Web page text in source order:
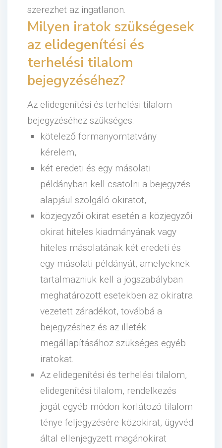
szerezhet az ingatlanon.
Milyen iratok szükségesek
az elidegenítési és
terhelési tilalom
bejegyzéséhez?
Az elidegenítési és terhelési tilalom
bejegyzéséhez szükséges:
kötelező formanyomtatvány
kérelem,
két eredeti és egy másolati
példányban kell csatolni a bejegyzés
alapjául szolgáló okiratot,
közjegyzői okirat esetén a közjegyzői
okirat hiteles kiadmányának vagy
hiteles másolatának két eredeti és
egy másolati példányát, amelyeknek
tartalmazniuk kell a jogszabályban
meghatározott esetekben az okiratra
vezetett záradékot, továbbá a
bejegyzéshez és az illeték
megállapításához szükséges egyéb
iratokat.
Az elidegenítési és terhelési tilalom,
elidegenítési tilalom, rendelkezés
jogát egyéb módon korlátozó tilalom
ténye feljegyzésére közokirat, ügyvéd
által ellenjegyzett magánokirat